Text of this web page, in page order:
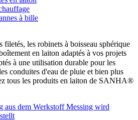
à bille
filetés, les robinets à boisseau sphérique
en laiton adaptés à vos projets
à une utilisation durable pour les
conduites d'eau de pluie et bien plus
tous les produits en laiton de SANHA®